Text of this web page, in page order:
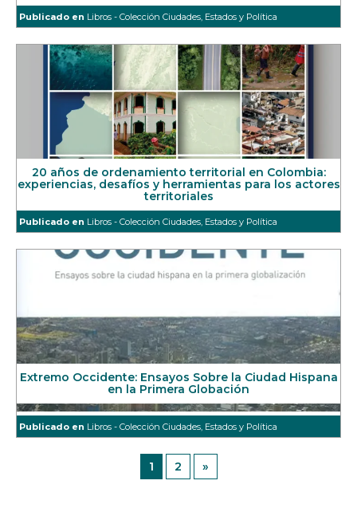
Publicado en Libros - Colección Ciudades, Estados y Política
20 años de ordenamiento territorial en Colombia:
experiencias, desafíos y herramientas para los actores
territoriales
Publicado en Libros - Colección Ciudades, Estados y Política
Extremo Occidente: Ensayos Sobre la Ciudad Hispana
en la Primera Globación
Publicado en Libros - Colección Ciudades, Estados y Política
1 2 »